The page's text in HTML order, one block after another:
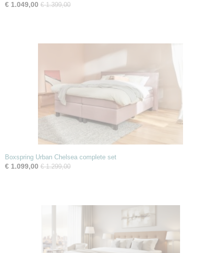
€ 1.049,00 € 1.399,00
Boxspring Urban Chelsea complete set
€ 1.099,00 € 1.299,00